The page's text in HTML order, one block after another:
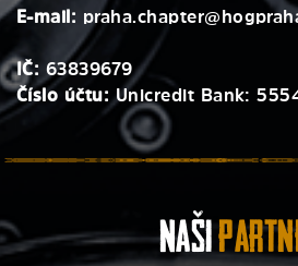
E-mail:
IČ: 63839679
Číslo účtu: Unicredit Bank:
Naši